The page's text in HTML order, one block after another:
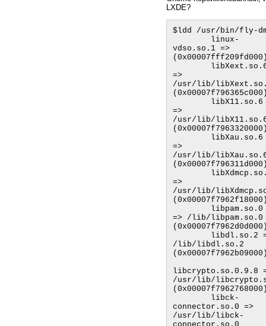
LXDE?
$ldd /usr/bin/fly-
vdso.so.1 =>
=>
/usr/lib/
=>
/usr/lib/
=>
/usr/lib/
=>
/usr/lib/
=> /lib/libpam.so.0
/lib/libdl.so.2
libcrypto.so.0.9.8
/usr/lib/
connector.so.0 =>
/usr/lib/libck-